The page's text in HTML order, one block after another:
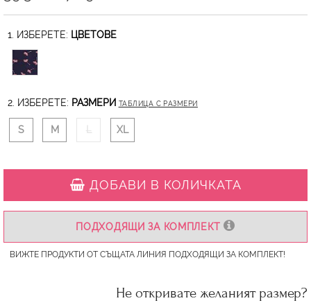
1. ИЗБЕРЕТЕ: ЦВЕТОВЕ
2. ИЗБЕРЕТЕ: РАЗМЕРИ ТАБЛИЦА С РАЗМЕРИ
S M L XL
ДОБАВИ В КОЛИЧКАТА
ПОДХОДЯЩИ ЗА КОМПЛЕКТ
ВИЖТЕ ПРОДУКТИ ОТ СЪЩАТА ЛИНИЯ ПОДХОДЯЩИ ЗА КОМПЛЕКТ!
Не откривате желаният размер?